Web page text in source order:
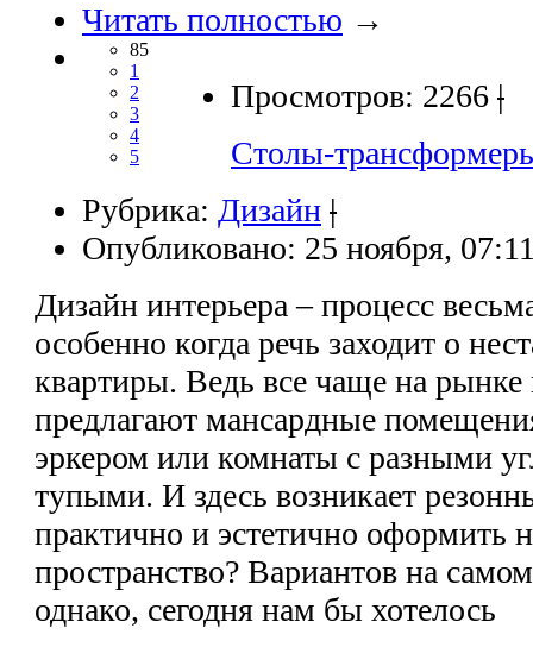
Читать полностью →
85
1
2
3
4
5
Просмотров: 2266 |
Столы-
Рубрика: Дизайн |
Опубликовано: 25 ноября,
Дизайн интерьера – процесс
особенно когда речь заходит о
квартиры. Ведь все чаще на
предлагают мансардные
эркером или комнаты с разными
тупыми. И здесь возникает
практично и эстетично оформить
пространство? Вариантов на
однако, сегодня нам бы хотелось